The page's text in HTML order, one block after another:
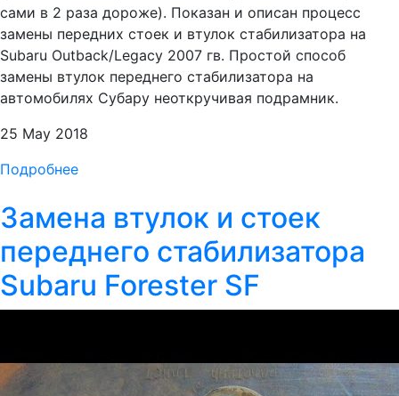
сами в 2 раза дороже). Показан и описан процесс
замены передних стоек и втулок стабилизатора на
Subaru Outback/Legacy 2007 гв. Простой способ
замены втулок переднего стабилизатора на
автомобилях Субару неоткручивая подрамник.
25 May 2018
Подробнее
Замена втулок и стоек
переднего стабилизатора
Subaru Forester SF